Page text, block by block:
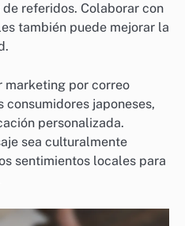
referidos. Colaborar con
también puede mejorar la
marketing por correo
japoneses,
personalizada.
sea culturalmente
sentimientos locales para